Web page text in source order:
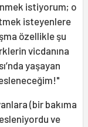
istiyorum; o
isteyenlere
özellikle şu
vicdanına
yaşayan
(bir bakıma
ve